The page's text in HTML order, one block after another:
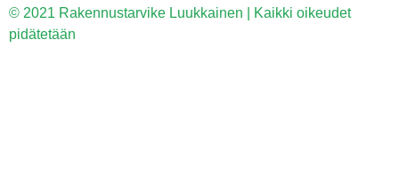
© 2021 Rakennustarvike Luukkainen | Kaikki oikeudet
pidätetään